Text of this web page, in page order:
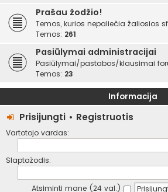
Prašau žodžio!
Temos, kurios nepaliečia žaliosios
Temos: 261
Pasiūlymai administracijai
Pasiūlymai/pastabos/klausimai
Temos: 23
Informacija
Prisijungti • Registruotis
Vartotojo vardas:
Slaptažodis:
Atsiminti mane (24 val.)